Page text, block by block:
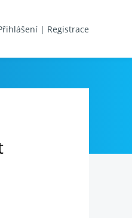
| Registrace